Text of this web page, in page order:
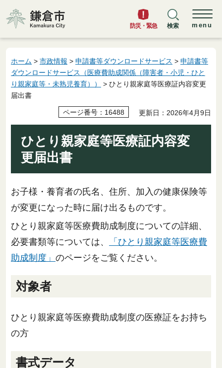
鎌倉市
防災・緊急 検索 menu
ホーム > 市政情報 > 申請書等ダウンロードサービス > 申請書等
ダウンロードサービス（医療費助成関係（障害者・小児・ひと
り親家庭等・未熟児養育））
> ひとり親家庭等医療証内容変更
届出書
ページ番号：16488 更新日：2026年4月9日
ひとり親家庭等医療証内容変
更届出書
お子様・養育者の氏名、住所、加入の健康保険等
が変更になった時に届け出るものです。
ひとり親家庭等医療費助成制度についての詳細、
必要書類等については、
「ひとり親家庭等医療費
助成制度」 のページをご覧ください。
対象者
ひとり親家庭等医療費助成制度の医療証をお持ち
の方
書式データ